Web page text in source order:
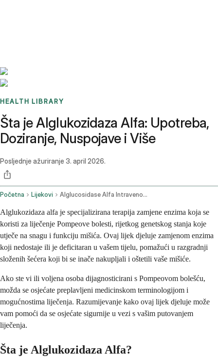
HEALTH LIBRARY
Šta je Alglukozidaza Alfa: Upotreba,
Doziranje, Nuspojave i Više
Posljednje ažuriranje 3. april 2026.
Početna Lijekovi Alglucosidase Alfa Intravenous Route
Alglukozidaza alfa je specijalizirana terapija zamjene enzima koja se
koristi za liječenje Pompeove bolesti, rijetkog genetskog stanja koje
utječe na snagu i funkciju mišića. Ovaj lijek djeluje zamjenom enzima
koji nedostaje ili je deficitaran u vašem tijelu, pomažući u razgradnji
složenih šećera koji bi se inače nakupljali i oštetili vaše mišiće.
Ako ste vi ili voljena osoba dijagnosticirani s Pompeovom bolešću,
možda se osjećate preplavljeni medicinskom terminologijom i
mogućnostima liječenja. Razumijevanje kako ovaj lijek djeluje može
vam pomoći da se osjećate sigurnije u vezi s vašim putovanjem
liječenja.
Šta je Alglukozidaza Alfa?